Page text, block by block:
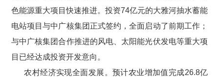
色能源重大项目快速推进。投资74亿元的大雅河抽水蓄能
电站项目与中广核集团正式签约，全面启动了前期工作；
与中广核集团合作推进的风电、太阳能光伏发电等重大项
目已经达成投资开发意向。
农村经济实现全面发展。预计农业增加值完成26.8亿